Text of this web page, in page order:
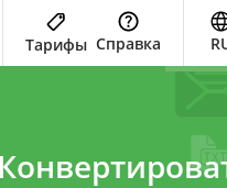
Тарифы Справка